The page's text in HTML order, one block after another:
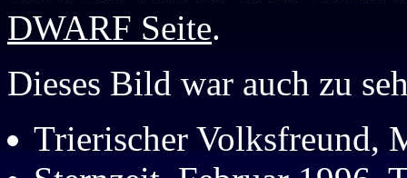
DWARF Seite.
Dieses Bild war auch zu
Trierischer Volksfreund,